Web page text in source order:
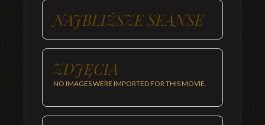
NAJBLIŻSZE SEANSE
ZDJĘCIA
NO IMAGES WERE IMPORTED FOR THIS MOVIE.